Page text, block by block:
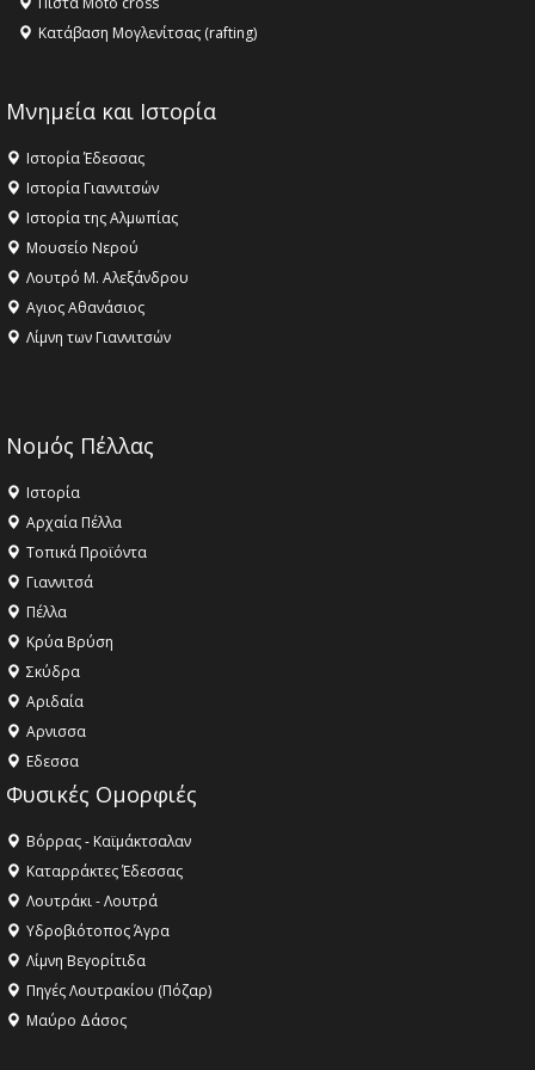
Κατάβαση Μογλενίτσας (rafting)
Μνημεία και Ιστορία
Ιστορία Έδεσσας
Ιστορία Γιαννιτσών
Ιστορία της Αλμωπίας
Μουσείο Νερού
Λουτρό Μ. Αλεξάνδρου
Αγιος Αθανάσιος
Λίμνη των Γιαννιτσών
Νομός Πέλλας
Ιστορία
Αρχαία Πέλλα
Τοπικά Προϊόντα
Γιαννιτσά
Πέλλα
Κρύα Βρύση
Σκύδρα
Αριδαία
Aρνισσα
Eδεσσα
Φυσικές Ομορφιές
Βόρρας - Καϊμάκτσαλαν
Καταρράκτες Έδεσσας
Λουτράκι - Λουτρά
Υδροβιότοπος Άγρα
Λίμνη Βεγορίτιδα
Πηγές Λουτρακίου (Πόζαρ)
Μαύρο Δάσος